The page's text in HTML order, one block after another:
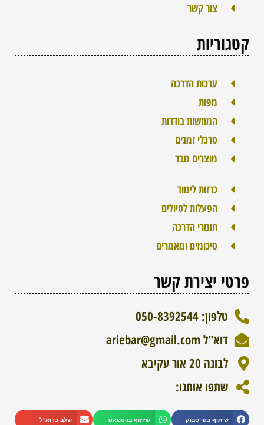
צור קשר
קטגוריות
ערכות הדרכה
מפות
המחשות בודדות
סרגלי זמנים
מוצרים מבד
כרזות לימוד
הפעלות לטיולים
חומרי הדרכה
סיכומים ומאמרים
פרטי יצירת קשר
טלפון: 050-8392544
דוא"ל ariebar@gmail.com
לבונה 20 אור עקיבא
שתפו אותנו:
שיתוף בפייסבוק שיתוף בווטסאפ שלב בדוא"ל
WhatsApp